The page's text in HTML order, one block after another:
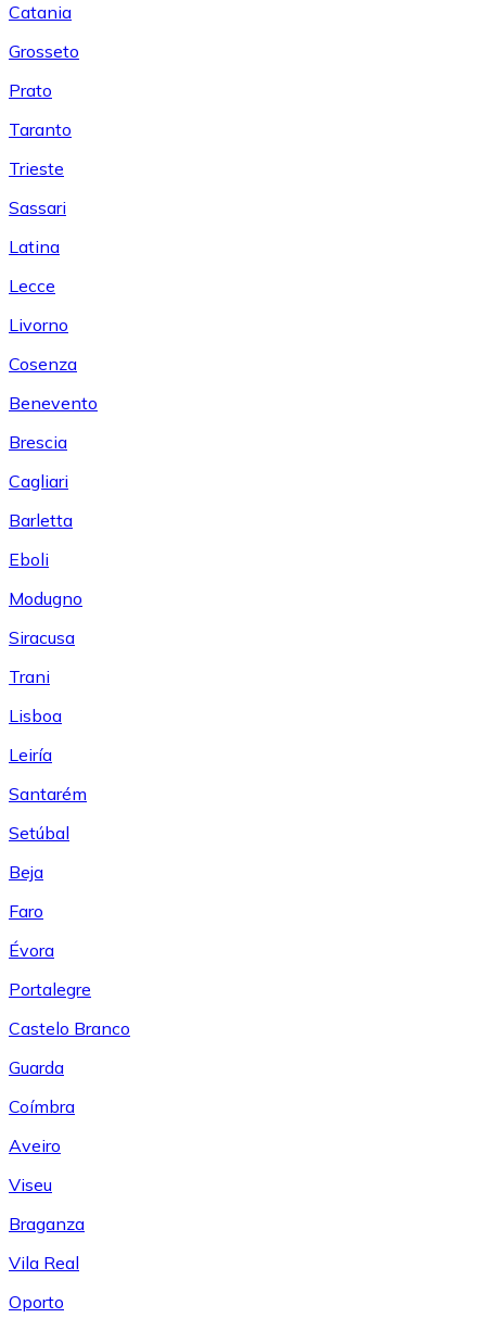
Catania
Grosseto
Prato
Taranto
Trieste
Sassari
Latina
Lecce
Livorno
Cosenza
Benevento
Brescia
Cagliari
Barletta
Eboli
Modugno
Siracusa
Trani
Lisboa
Leiría
Santarém
Setúbal
Beja
Faro
Évora
Portalegre
Castelo Branco
Guarda
Coímbra
Aveiro
Viseu
Braganza
Vila Real
Oporto